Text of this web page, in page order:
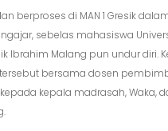
berproses di MAN 1 Gresik
sebelas mahasiswa
Ibrahim Malang pun undur diri.
bersama dosen
kepala madrasah, Waka,